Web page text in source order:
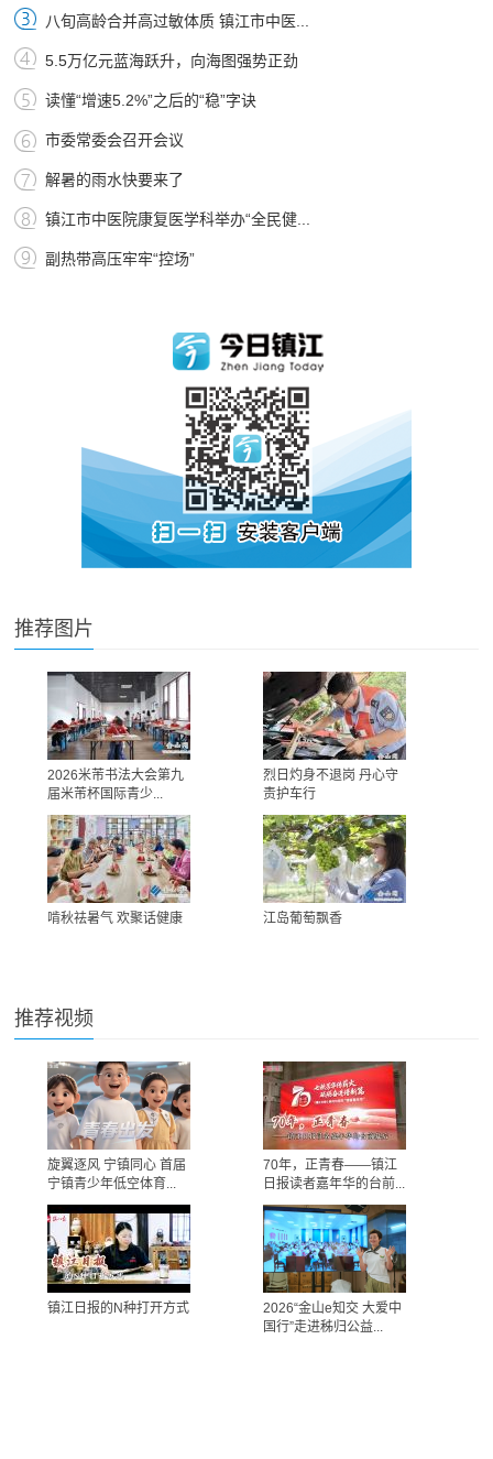
八旬高龄合并高过敏体质 镇江市中医...
5.5万亿元蓝海跃升，向海图强势正劲
读懂“增速5.2%”之后的“稳”字诀
市委常委会召开会议
解暑的雨水快要来了
镇江市中医院康复医学科举办“全民健...
副热带高压牢牢“控场”
推荐图片
2026米芾书法大会第九
届米芾杯国际青少...
烈日灼身不退岗 丹心守
责护车行
啃秋祛暑气 欢聚话健康 江岛葡萄飘香
推荐视频
旋翼逐风 宁镇同心 首届
宁镇青少年低空体育...
70年，正青春——镇江
日报读者嘉年华的台前...
镇江日报的N种打开方式
2026“金山e知交 大爱中
国行”走进秭归公益...